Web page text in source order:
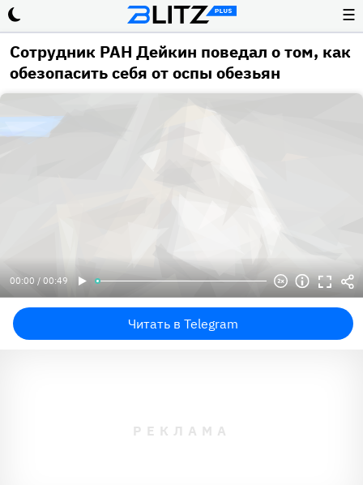
☰
Сотрудник РАН Дейкин поведал о том, как
обезопасить себя от оспы обезьян
00:00 / 00:49
Читать в Telegram